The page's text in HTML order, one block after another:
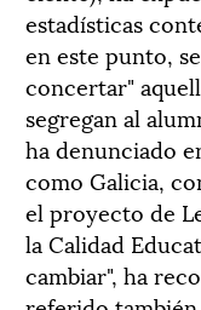
estadísticas
en este punto,
concertar"
segregan al
ha denunciado
como Galicia,
el proyecto de
la Calidad
cambiar", ha